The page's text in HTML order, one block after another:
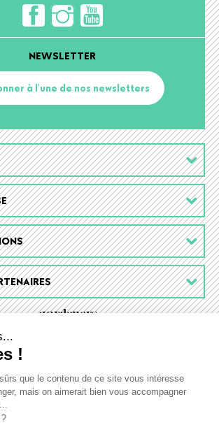
NEWSLETTER
à l'une de nos newsletters
!
que le contenu de ce site vous intéresse
mais on aimerait bien vous accompagner